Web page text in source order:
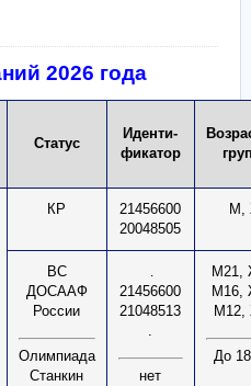
2026 года
Статус
Иденти-
фикатор
КР
21456600
20048505
М,
ВС
ДОСААФ
России
Олимпиада
Станкин
.
21456600
21048513
.
нет
М21,
М16,
М12,
До